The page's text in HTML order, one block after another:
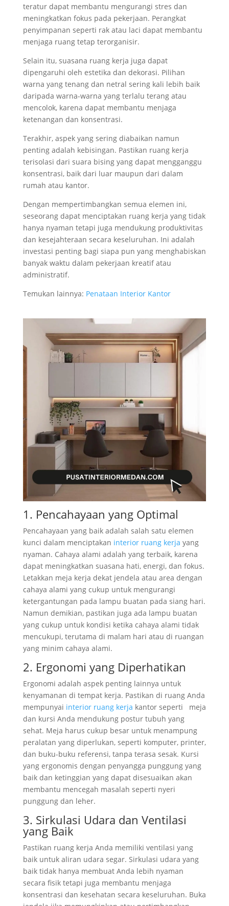
teratur dapat membantu mengurangi stres dan
meningkatkan fokus pada pekerjaan. Perangkat
penyimpanan seperti rak atau laci dapat membantu
menjaga ruang tetap terorganisir.
Selain itu, suasana ruang kerja juga dapat
dipengaruhi oleh estetika dan dekorasi. Pilihan
warna yang tenang dan netral sering kali lebih baik
daripada warna-warna yang terlalu terang atau
mencolok, karena dapat membantu menjaga
ketenangan dan konsentrasi.
Terakhir, aspek yang sering diabaikan namun
penting adalah kebisingan. Pastikan ruang kerja
terisolasi dari suara bising yang dapat mengganggu
konsentrasi, baik dari luar maupun dari dalam
rumah atau kantor.
Dengan mempertimbangkan semua elemen ini,
seseorang dapat menciptakan ruang kerja yang tidak
hanya nyaman tetapi juga mendukung produktivitas
dan kesejahteraan secara keseluruhan. Ini adalah
investasi penting bagi siapa pun yang menghabiskan
banyak waktu dalam pekerjaan kreatif atau
administratif.
Temukan lainnya: Penataan Interior Kantor
1. Pencahayaan yang Optimal
Pencahayaan yang baik adalah salah satu elemen
kunci dalam menciptakan interior ruang kerja yang
nyaman. Cahaya alami adalah yang terbaik, karena
dapat meningkatkan suasana hati, energi, dan fokus.
Letakkan meja kerja dekat jendela atau area dengan
cahaya alami yang cukup untuk mengurangi
ketergantungan pada lampu buatan pada siang hari.
Namun demikian, pastikan juga ada lampu buatan
yang cukup untuk kondisi ketika cahaya alami tidak
mencukupi, terutama di malam hari atau di ruangan
yang minim cahaya alami.
2. Ergonomi yang Diperhatikan
Ergonomi adalah aspek penting lainnya untuk
kenyamanan di tempat kerja. Pastikan di ruang Anda
mempunyai interior ruang kerja kantor seperti meja
dan kursi Anda mendukung postur tubuh yang
sehat. Meja harus cukup besar untuk menampung
peralatan yang diperlukan, seperti komputer, printer,
dan buku-buku referensi, tanpa terasa sesak. Kursi
yang ergonomis dengan penyangga punggung yang
baik dan ketinggian yang dapat disesuaikan akan
membantu mencegah masalah seperti nyeri
punggung dan leher.
3. Sirkulasi Udara dan Ventilasi
yang Baik
Pastikan ruang kerja Anda memiliki ventilasi yang
baik untuk aliran udara segar. Sirkulasi udara yang
baik tidak hanya membuat Anda lebih nyaman
secara fisik tetapi juga membantu menjaga
konsentrasi dan kesehatan secara keseluruhan. Buka